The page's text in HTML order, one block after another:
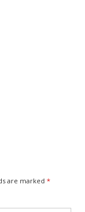
are marked *